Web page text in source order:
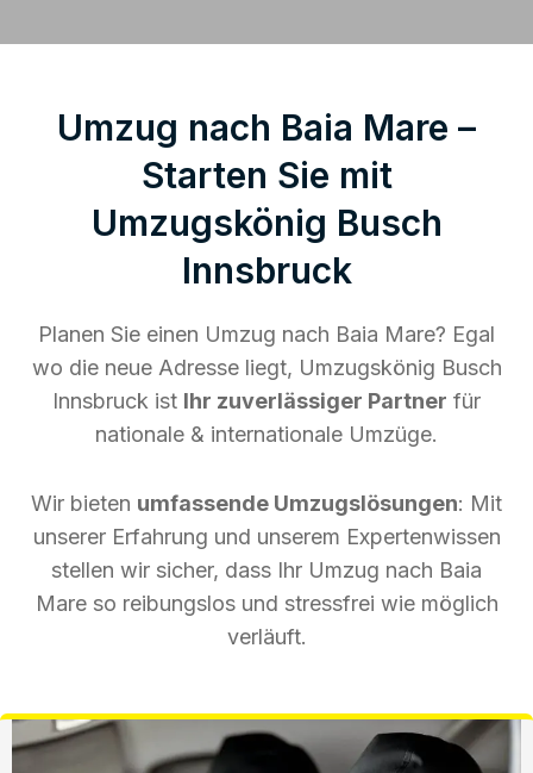
Umzug nach Baia Mare –
Starten Sie mit
Umzugskönig Busch
Innsbruck
Planen Sie einen Umzug nach Baia Mare? Egal
wo die neue Adresse liegt, Umzugskönig Busch
Innsbruck ist Ihr zuverlässiger Partner für
nationale & internationale Umzüge.
Wir bieten umfassende Umzugslösungen: Mit
unserer Erfahrung und unserem Expertenwissen
stellen wir sicher, dass Ihr Umzug nach Baia
Mare so reibungslos und stressfrei wie möglich
verläuft.